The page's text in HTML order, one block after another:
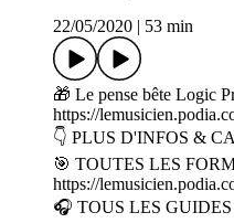
22/05/2020
53 min
🎁 Le pense bête Logic
https://
👇 PLUS D'INFOS &
🎯 TOUTES LES
https://
🎧 TOUS LES